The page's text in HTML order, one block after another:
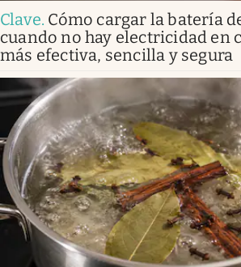
Clave. Cómo cargar la batería
cuando no hay electricidad en
más efectiva, sencilla y segura